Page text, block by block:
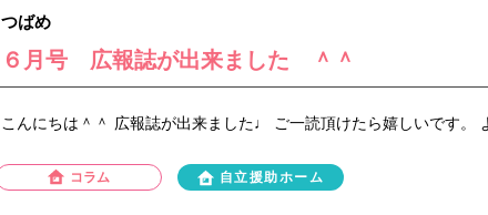
つばめ
６月号 広報誌が出来ました ＾＾
こんにちは＾＾ 広報誌が出来ました♩ ご一読頂けたら嬉しいです。
コラム 自立援助ホーム